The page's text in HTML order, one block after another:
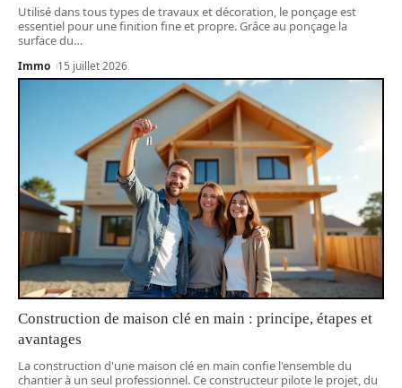
Utilisé dans tous types de travaux et décoration, le ponçage est
essentiel pour une finition fine et propre. Grâce au ponçage la
surface du…
Immo 15 juillet 2026
Construction de maison clé en main : principe, étapes et
avantages
La construction d'une maison clé en main confie l'ensemble du
chantier à un seul professionnel. Ce constructeur pilote le projet, du